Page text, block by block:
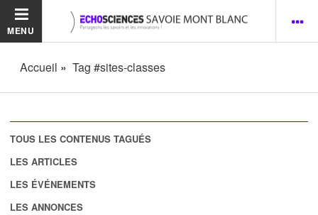
MENU
Accueil Tag #sites-classes
TOUS LES CONTENUS TAGUÉS
LES ARTICLES
LES ÉVÉNEMENTS
LES ANNONCES